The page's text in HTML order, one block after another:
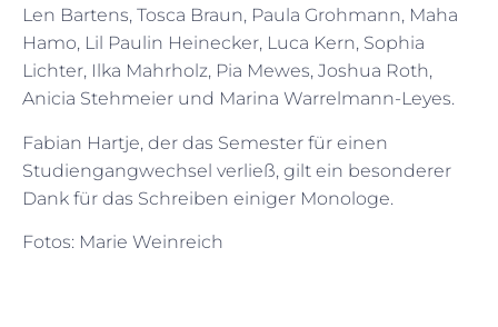
Len Bartens, Tosca Braun, Paula Grohmann, Maha
Hamo, Lil Paulin Heinecker, Luca Kern, Sophia
Lichter, Ilka Mahrholz, Pia Mewes, Joshua Roth,
Anicia Stehmeier und Marina Warrelmann-Leyes.
Fabian Hartje, der das Semester für einen
Studiengangwechsel verließ, gilt ein besonderer
Dank für das Schreiben einiger Monologe.
Fotos: Marie Weinreich